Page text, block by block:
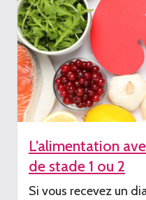
L’alimentation
de stade 1 ou 2
Si vous recevez un